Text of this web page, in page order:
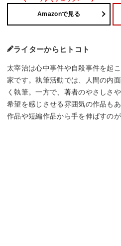
Amazonで見る
ライターからヒトコト
太宰治は心中事件や自殺事件を起
家です。執筆活動では、人間の内
く執筆。一方で、著者のやさしさ
希望を感じさせる雰囲気の作品も
作品や短編作品から手を伸ばすのが